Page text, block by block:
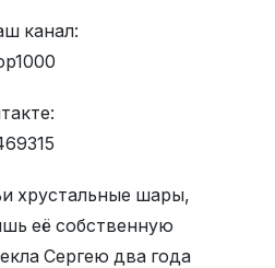
канал:
хрустальные шары,
её собственную
Сергею два года